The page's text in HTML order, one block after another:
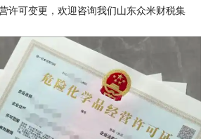
可变更，欢迎咨询我们山东众米财税集